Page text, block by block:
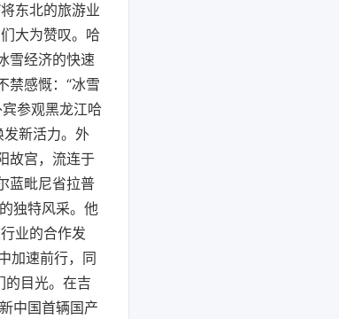
东北的旅游业
大为赞叹。哈
雪经济的快速
禁感慨：“冰雪
参观黑龙江哈
新活力。外
故宫，流连于
蓝毗尼省拉普
独特风采。他
业的合作发
加速前行，同
的目光。在吉
中国首辆国产